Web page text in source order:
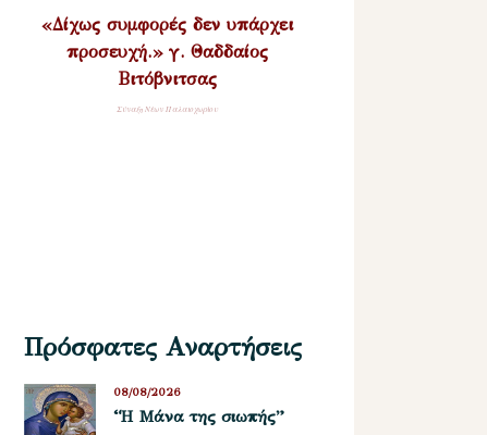
«Δίχως συμφορές δεν υπάρχει
προσευχή.» γ. Θαδδαίος
Βιτόβνιτσας
Σύναξη Νέων Παλαιοχωρίου
Πρόσφατες Αναρτήσεις
“Η Μάνα της σιωπής”
08/08/2026